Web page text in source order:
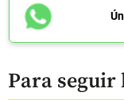
Para seguir